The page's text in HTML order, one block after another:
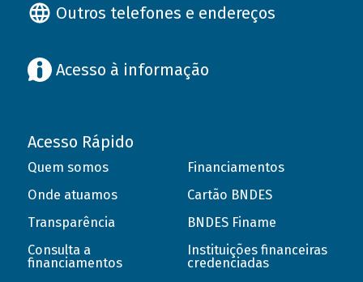
Outros telefones e endereços
Acesso à informação
Acesso Rápido
Quem somos
Onde atuamos
Transparência
Consulta a
financiamentos
Financiamentos
Cartão BNDES
BNDES Finame
Instituições financeiras
credenciadas